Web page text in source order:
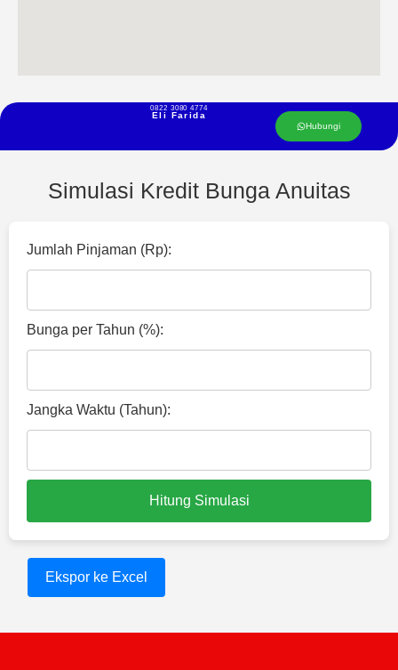
Eli Farida
0822 3080 4774
Hubungi
Simulasi Kredit Bunga Anuitas
Jumlah Pinjaman (Rp):
Bunga per Tahun (%):
Jangka Waktu (Tahun):
Hitung Simulasi
Ekspor ke Excel